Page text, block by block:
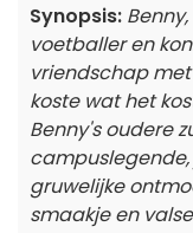
Synopsis:
voetballer en
vriendschap
koste wat het
Benny's oudere
gruwelijke
smaakje en